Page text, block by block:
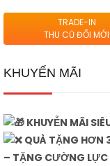
TRADE-IN
THU CŨ ĐỔI MỚI
KHUYẾN MÃI
KHUYỄN MÃI
QUÀ TẶNG HƠN
– TẶNG CƯỜNG